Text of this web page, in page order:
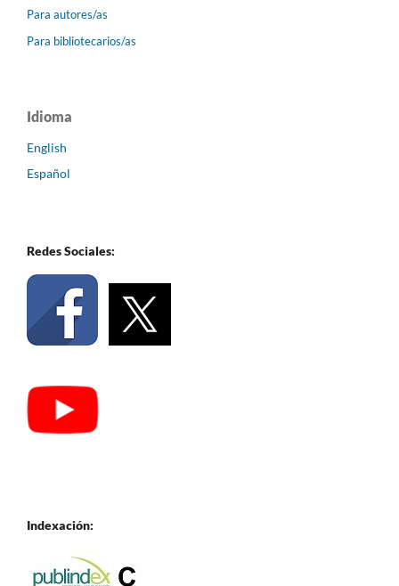
Para autores/as
Para bibliotecarios/as
Idioma
English
Español
Redes Sociales:
Indexación: